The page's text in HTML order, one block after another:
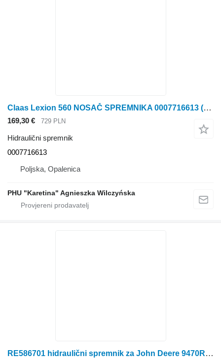
Claas Lexion 560 NOSAČ SPREMNIKA 0007716613 (Hidraulični spremnik) za Claas Lexion 560 kombajna
169,30 € 729 PLN
Hidraulični spremnik
0007716613
Poljska, Opalenica
PHU "Karetina" Agnieszka Wilczyńska
RE586701 hidraulični spremnik za John Deere 9470RX traktora gusjeničara